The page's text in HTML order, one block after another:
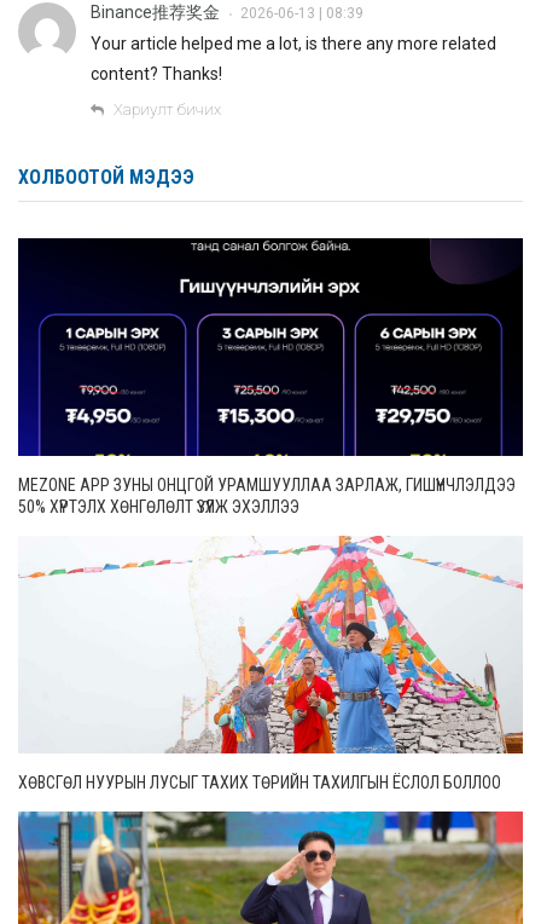
Binance推荐奖金 • 2026-06-13 | 08:39
Your article helped me a lot, is there any more related
content? Thanks!
Хариулт бичих
ХОЛБООТОЙ МЭДЭЭ
MEZONE APP ЗУНЫ ОНЦГОЙ УРАМШУУЛЛАА ЗАРЛАЖ, ГИШҮҮНЧЛЭЛДЭЭ
50% ХҮРТЭЛХ ХӨНГӨЛӨЛТ ҮЗҮҮЛЖ ЭХЭЛЛЭЭ
ХӨВСГӨЛ НУУРЫН ЛУСЫГ ТАХИХ ТӨРИЙН ТАХИЛГЫН ЁСЛОЛ БОЛЛОО